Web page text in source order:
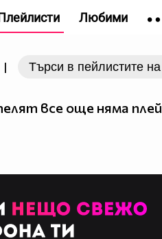
|
все още няма
Любими